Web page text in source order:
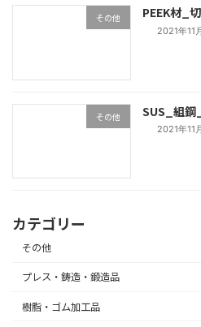
その他 PEEK材_
2021年11
その他 SUS_組鋼
2021年11
カテゴリー
その他
プレス・鋳造・鍛造品
樹脂・ゴム加工品